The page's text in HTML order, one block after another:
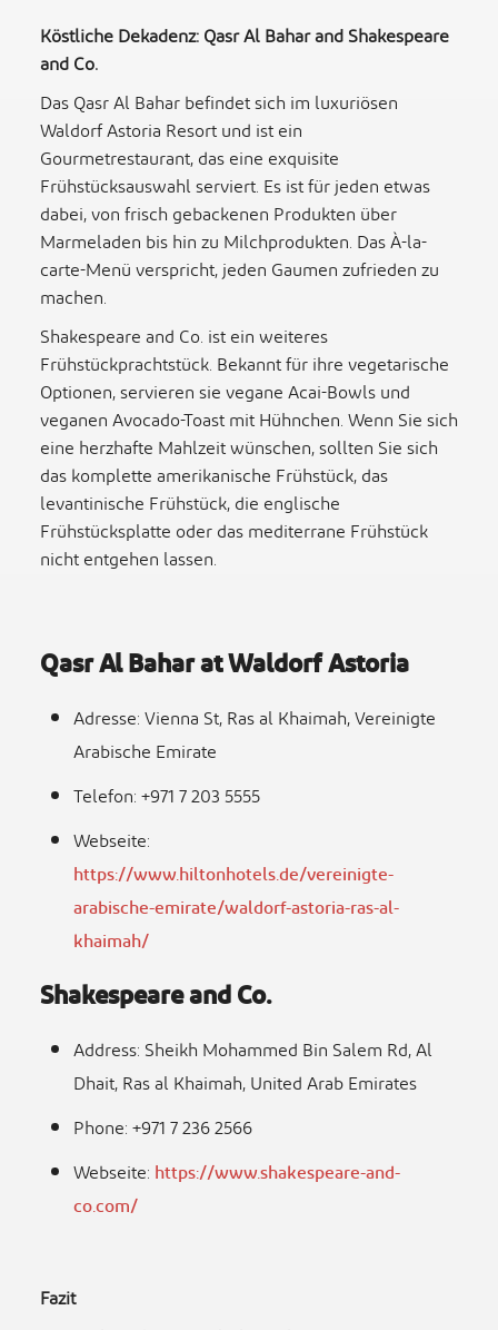
Köstliche Dekadenz: Qasr Al Bahar and Shakespeare
and Co.
Das Qasr Al Bahar befindet sich im luxuriösen
Waldorf Astoria Resort und ist ein
Gourmetrestaurant, das eine exquisite
Frühstücksauswahl serviert. Es ist für jeden etwas
dabei, von frisch gebackenen Produkten über
Marmeladen bis hin zu Milchprodukten. Das À-la-
carte-Menü verspricht, jeden Gaumen zufrieden zu
machen.
Shakespeare and Co. ist ein weiteres
Frühstückprachtstück. Bekannt für ihre vegetarische
Optionen, servieren sie vegane Acai-Bowls und
veganen Avocado-Toast mit Hühnchen. Wenn Sie sich
eine herzhafte Mahlzeit wünschen, sollten Sie sich
das komplette amerikanische Frühstück, das
levantinische Frühstück, die englische
Frühstücksplatte oder das mediterrane Frühstück
nicht entgehen lassen.
Qasr Al Bahar at Waldorf Astoria
Adresse: Vienna St, Ras al Khaimah, Vereinigte
Arabische Emirate
Telefon: +971 7 203 5555
Webseite:
https://www.hiltonhotels.de/vereinigte-
arabische-emirate/waldorf-astoria-ras-al-
khaimah/
Shakespeare and Co.
Address: Sheikh Mohammed Bin Salem Rd, Al
Dhait, Ras al Khaimah, United Arab Emirates
Phone: +971 7 236 2566
Webseite:https://www.shakespeare-and-
co.com/
Fazit